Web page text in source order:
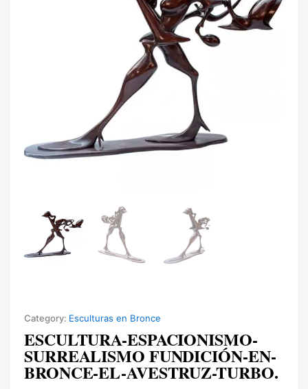
Category: Esculturas en Bronce
ESCULTURA-ESPACIONISMO-
SURREALISMO FUNDICIÓN-EN-
BRONCE-EL-AVESTRUZ-TURBO.